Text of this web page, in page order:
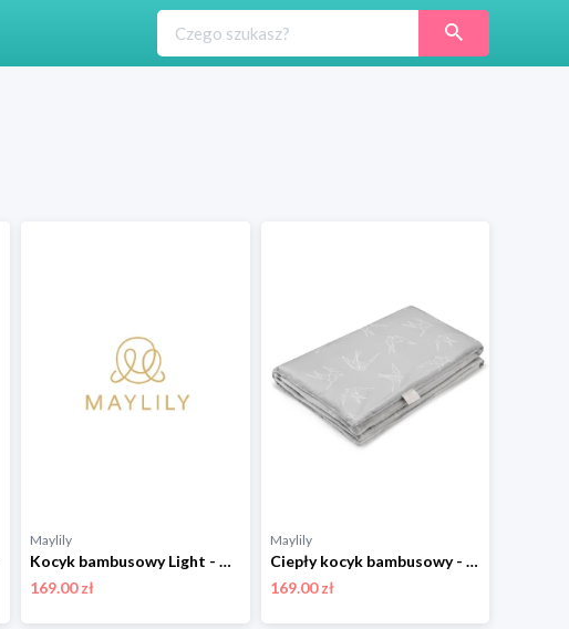
Maylily
Kocyk bambusowy Light - Aleja gwiazd - grafit
169.00 zł
Maylily
Ciepły kocyk bambusowy - Jaskółki - srebrny 75x100 cm
169.00 zł